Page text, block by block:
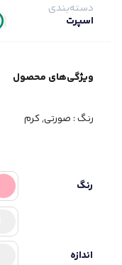
دسته‌بندی
اسپرت
ویژگی‌های محصول
رنگ : صورتی, کرم
رنگ
اندازه